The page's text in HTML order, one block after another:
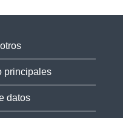
principales
datos